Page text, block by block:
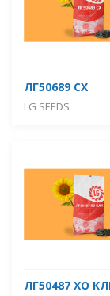
ЛГ50689 СХ
LG SEEDS
ЛГ50487 ХО